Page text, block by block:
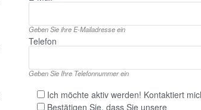
Geben Sie ihre E‑Mailadresse ein
Telefon
Geben Sie Ihre Telefonnummer ein
Ich möchte aktiv werden! Kontaktiert
Bestätigen Sie, dass Sie unsere